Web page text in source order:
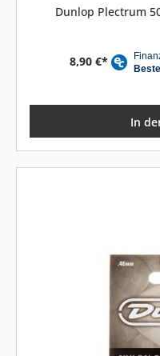
Dunlop Plectrum
8,90 €*
In